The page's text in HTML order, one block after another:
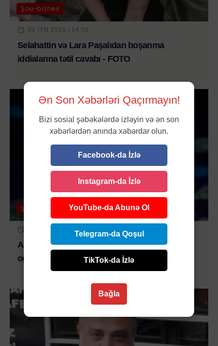
Şou-biznes
30 IYN 2026 | 14:00
Selahattin və Lara Paşalıdan boşanma
iddialarına tətil cavabı - FOTO
Şou-biznes
29 IYN 2026 | 19:30
Andrea Boçellinin villasından 500 min avroluq
oğurluq edildi
Ən Son Xəbərləri Qaçırmayın!
Bizi sosial şəbəkələrdə izləyin və ən son
xəbərlərdən anında xəbərdar olun.
Facebook-da İzlə
Instagram-da İzlə
YouTube-da Abunə Ol
Telegram-da Qoşul
TikTok-da İzlə
Bağla